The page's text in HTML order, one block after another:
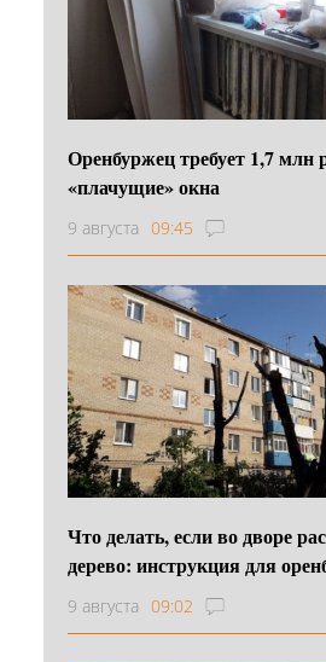
Оренбуржец требует 1,7 млн
«плачущие» окна
9 августа 09:45
Что делать, если во дворе
дерево: инструкция для
9 августа 09:02